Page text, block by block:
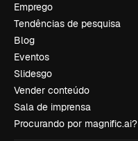
Emprego
Tendências de pesquisa
Blog
Eventos
Slidesgo
Vender conteúdo
Sala de imprensa
Procurando por magnific.ai?